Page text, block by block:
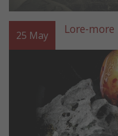
25 May Lore-